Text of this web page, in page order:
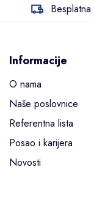
Informacije
O nama
Naše poslovnice
Referentna lista
Posao i karijera
Novosti